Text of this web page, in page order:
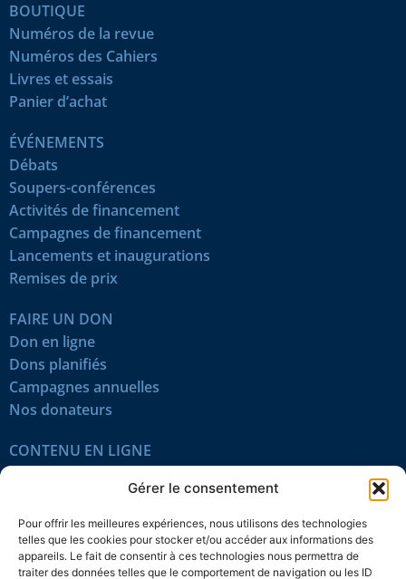
Gérer le consentement
Pour offrir les meilleures expériences, nous utilisons des technologies
telles que les cookies pour stocker et/ou accéder aux informations des
appareils. Le fait de consentir à ces technologies nous permettra de
traiter des données telles que le comportement de navigation ou les ID
BOUTIQUE
Numéros de la revue
Numéros des Cahiers
Livres et essais
Panier d’achat
ÉVÉNEMENTS
Débats
Soupers-conférences
Activités de financement
Campagnes de financement
Lancements et inaugurations
Remises de prix
FAIRE UN DON
Don en ligne
Dons planifiés
Campagnes annuelles
Nos donateurs
CONTENU EN LIGNE
Tous les articles
Œuvres du mois
En vidéo